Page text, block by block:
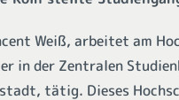
Weiß, arbeitet am
in der Zentralen
tätig. Dieses